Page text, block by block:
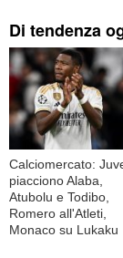
Di tendenza
Calciomercato:
piacciono Alaba,
Atubolu e Todibo,
Romero all'Atleti,
Monaco su Lukaku